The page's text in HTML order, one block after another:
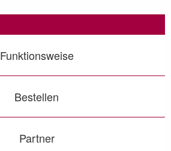
Funktionsweise
Bestellen
Partner